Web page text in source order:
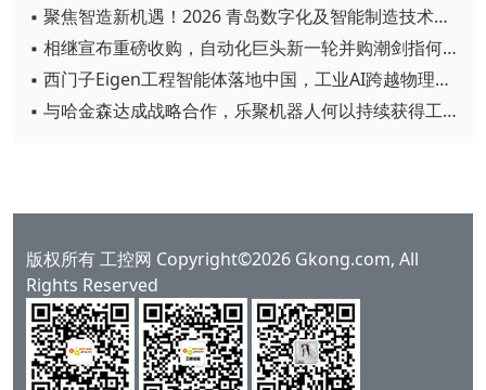
▪ 聚焦智造新机遇！2026 青岛数字化及智能制造技术论坛圆满落幕
▪ 相继宣布重磅收购，自动化巨头新一轮并购潮剑指何方？
▪ 西门子Eigen工程智能体落地中国，工业AI跨越物理世界“确定性”拐点
▪ 与哈金森达成战略合作，乐聚机器人何以持续获得工业巨头青睐？
版权所有 工控网 Copyright©2026 Gkong.com, All
Rights Reserved